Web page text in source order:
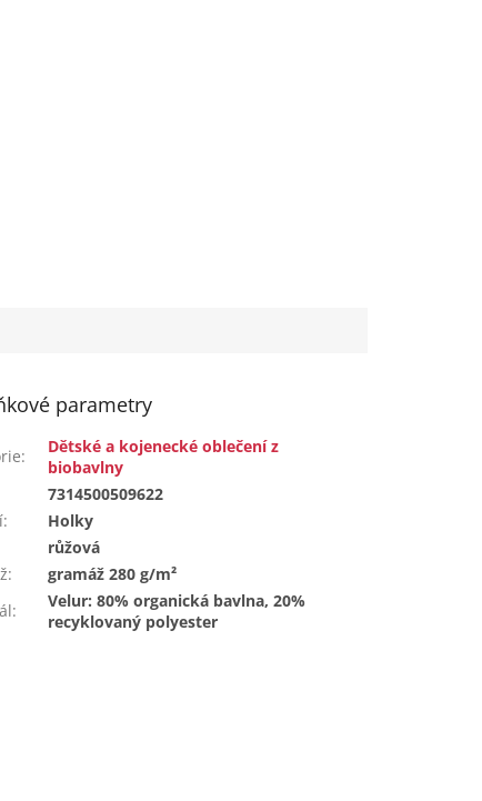
parametry
:
Dětské a kojenecké oblečení z
biobavlny
7314500509622
:
Holky
růžová
:
gramáž 280 g/m²
:
Velur: 80% organická bavlna, 20%
recyklovaný polyester